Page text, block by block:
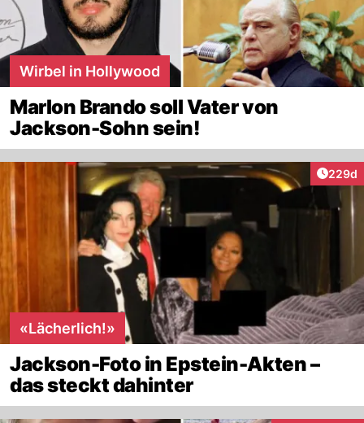
Wirbel in Hollywood
Marlon Brando soll Vater von
Jackson-Sohn sein!
229d
«Lächerlich!»
Jackson-Foto in Epstein-Akten –
das steckt dahinter